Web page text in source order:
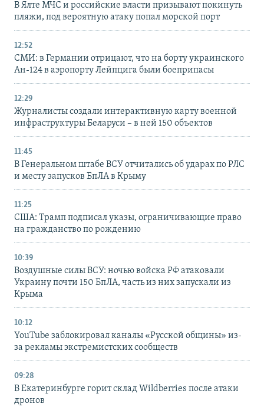
В Ялте МЧС и российские власти призывают покинуть
пляжи, под вероятную атаку попал морской порт
12:52
СМИ: в Германии отрицают, что на борту украинского
Ан-124 в аэропорту Лейпцига были боеприпасы
12:29
Журналисты создали интерактивную карту военной
инфраструктуры Беларуси – в ней 150 объектов
11:45
В Генеральном штабе ВСУ отчитались об ударах по РЛС
и месту запусков БпЛА в Крыму
11:25
США: Трамп подписал указы, ограничивающие право
на гражданство по рождению
10:39
Воздушные силы ВСУ: ночью войска РФ атаковали
Украину почти 150 БпЛА, часть из них запускали из
Крыма
10:12
YouTube заблокировал каналы «Русской общины» из-
за рекламы экстремистских сообществ
09:28
В Екатеринбурге горит склад Wildberries после атаки
дронов